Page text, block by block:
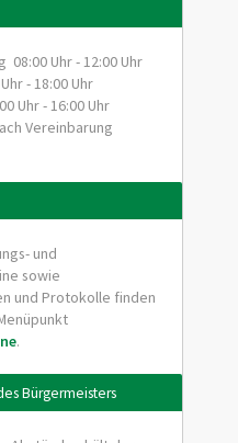
08:00 Uhr - 12:00 Uhr
- 18:00 Uhr
Uhr - 16:00 Uhr
Vereinbarung
und
sowie
und Protokolle finden
.
Bürgermeisters